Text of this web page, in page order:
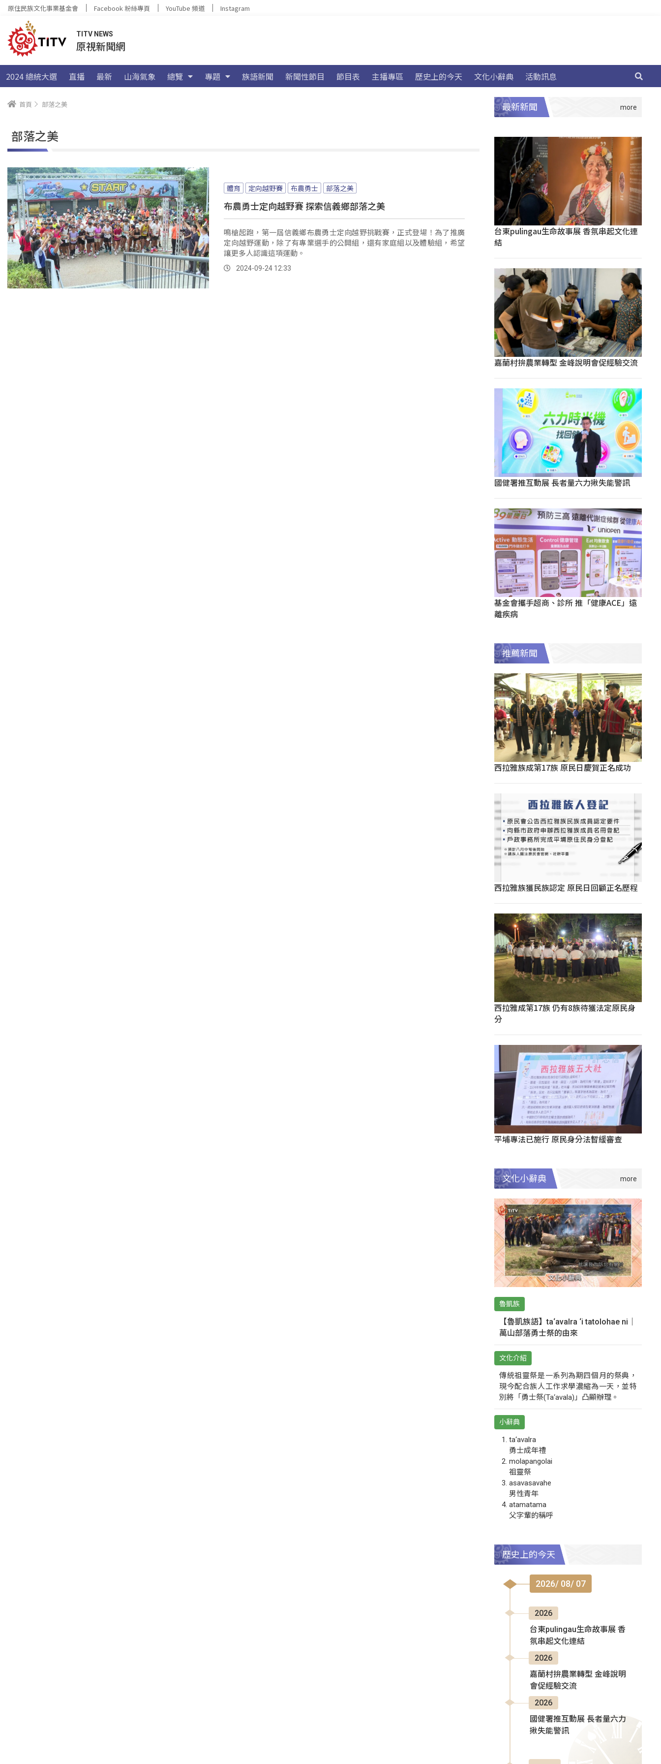
原住民族文化事業基金會 Facebook 粉絲專頁 YouTube 頻道 Instagram
TITV NEWS
原視新聞網
2024 總統大選 直播 最新 山海氣象 總覽 專題 族語新聞 新聞性節目 節目表 主播專區 歷史上的今天 文化小辭典 活動訊息
首頁 部落之美
部落之美
體育 定向越野賽 布農勇士 部落之美
布農勇士定向越野賽 探索信義鄉部落之美
鳴槍起跑，第一屆信義鄉布農勇士定向越野挑戰賽，正式登場！為了推廣
定向越野運動，除了有專業選手的公開組，還有家庭組以及體驗組，希望
讓更多人認識這項運動。
2024-09-24 12:33
最新新聞
台東pulingau生命故事展 香氛串起文化連
結
嘉蘭村拚農業轉型 金峰說明會促經驗交流
國健署推互動展 長者量六力揪失能警訊
基金會攜手超商、診所 推「健康ACE」遠
離疾病
推薦新聞
西拉雅族成第17族 原民日慶賀正名成功
西拉雅族獲民族認定 原民日回顧正名歷程
西拉雅成第17族 仍有8族待獲法定原民身
分
平埔專法已施行 原民身分法暫緩審查
文化小辭典
魯凱族
【魯凱族語】ta‘avalra ‘i tatolohae ni｜
萬山部落勇士祭的由來
文化介紹
傳統祖靈祭是一系列為期四個月的祭典，
現今配合族人工作求學濃縮為一天，並特
別將「勇士祭(Ta‘avala)」凸顯辦理。
小辭典
ta‘avalra
勇士成年禮
molapangolai
祖靈祭
asavasavahe
男性青年
atamatama
父字輩的稱呼
歷史上的今天
2026/ 08/ 07
2026
台東pulingau生命故事展 香
氛串起文化連結
2026
嘉蘭村拚農業轉型 金峰說明
會促經驗交流
2026
國健署推互動展 長者量六力
揪失能警訊